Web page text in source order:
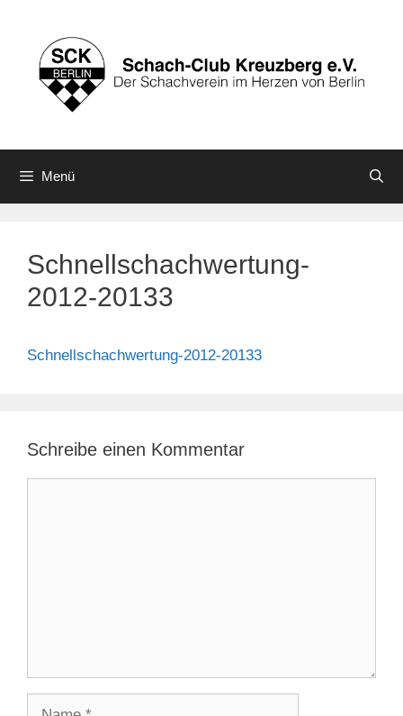
springen
Menü
Schnellschachwertung-
2012-20133
Schnellschachwertung-2012-20133
Schreibe einen Kommentar